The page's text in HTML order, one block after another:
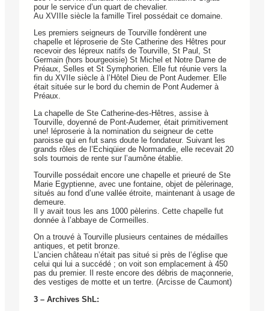
pour le service d’un quart de chevalier.
Au XVIIIe siècle la famille Tirel possédait ce domaine.
Les premiers seigneurs de Tourville fondèrent une
chapelle et léproserie de Ste Catherine des Hêtres pour
recevoir des lépreux natifs de Tourville, St Paul, St
Germain (hors bourgeoisie) St Michel et Notre Dame de
Préaux, Selles et St Symphorien. Elle fut réunie vers la
fin du XVIIe siècle à l’Hôtel Dieu de Pont Audemer. Elle
était située sur le bord du chemin de Pont Audemer à
Préaux.
La chapelle de Ste Catherine-des-Hêtres, assise à
Tourville, doyenné de Pont-Audemer, était primitivement
une! léproserie à la nomination du seigneur de cette
paroisse qui en fut sans doute le fondateur. Suivant les
grands rôles de l’Echiqüier de Normandie, elle recevait 20
sols tournois de rente sur l’aumône établie.
Tourville possédait encore une chapelle et prieuré de Ste
Marie Egyptienne, avec une fontaine, objet de pèlerinage,
situés au fond d’une vallée étroite, maintenant à usage de
demeure.
Il y avait tous les ans 1000 pèlerins. Cette chapelle fut
donnée à l’abbaye de Cormeilles.
On a trouvé à Tourville plusieurs centaines de médailles
antiques, et petit bronze.
L’ancien château n’était pas situé si près de l’église que
celui qui lui a succédé ; on voit son emplacement à 450
pas du premier. Il reste encore des débris de maçonnerie,
des vestiges de motte et un tertre. (Arcisse de Caumont)
3 – Archives ShL: